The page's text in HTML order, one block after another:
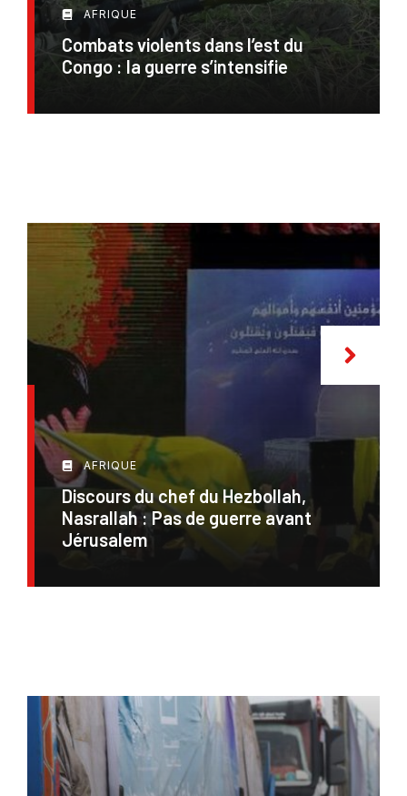
AFRIQUE
Combats violents dans l’est du
Congo : la guerre s’intensifie
AFRIQUE
Discours du chef du Hezbollah,
Nasrallah : Pas de guerre avant
Jérusalem